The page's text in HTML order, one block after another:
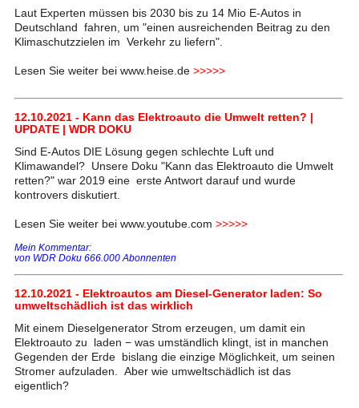
Laut Experten müssen bis 2030 bis zu 14 Mio E-Autos in
Deutschland fahren, um "einen ausreichenden Beitrag zu den
Klimaschutzzielen im Verkehr zu liefern".
Lesen Sie weiter bei www.heise.de >>>>>
12.10.2021 - Kann das Elektroauto die Umwelt retten? |
UPDATE | WDR DOKU
Sind E-Autos DIE Lösung gegen schlechte Luft und
Klimawandel? Unsere Doku "Kann das Elektroauto die Umwelt
retten?" war 2019 eine erste Antwort darauf und wurde
kontrovers diskutiert.
Lesen Sie weiter bei www.youtube.com >>>>>
Mein Kommentar:
von WDR Doku 666.000 Abonnenten
12.10.2021 - Elektroautos am Diesel-Generator laden: So
umweltschädlich ist das wirklich
Mit einem Dieselgenerator Strom erzeugen, um damit ein
Elektroauto zu laden − was umständlich klingt, ist in manchen
Gegenden der Erde bislang die einzige Möglichkeit, um seinen
Stromer aufzuladen. Aber wie umweltschädlich ist das
eigentlich?